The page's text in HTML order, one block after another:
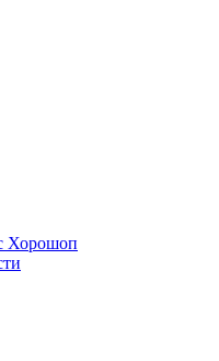
Хорошоп